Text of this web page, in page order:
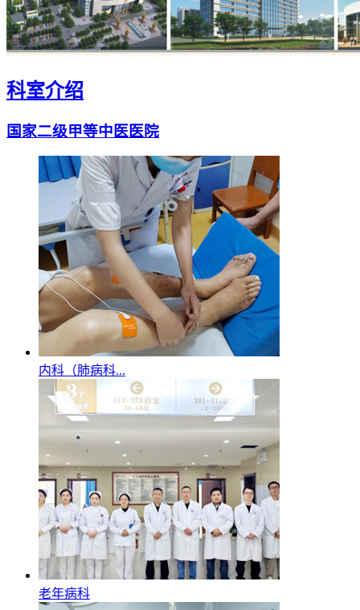
科室介绍
国家二级甲等中医医院
内科（肺病科...
老年病科